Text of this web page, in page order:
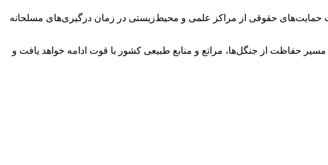
حمایت‌های حقوقی از مراکز علمی و محیط‌زیستی در زمان درگیری‌های مسلحانه
حفاظت از جنگل‌ها، مراتع و منابع طبیعی کشور با قوت ادامه خواهد یافت و